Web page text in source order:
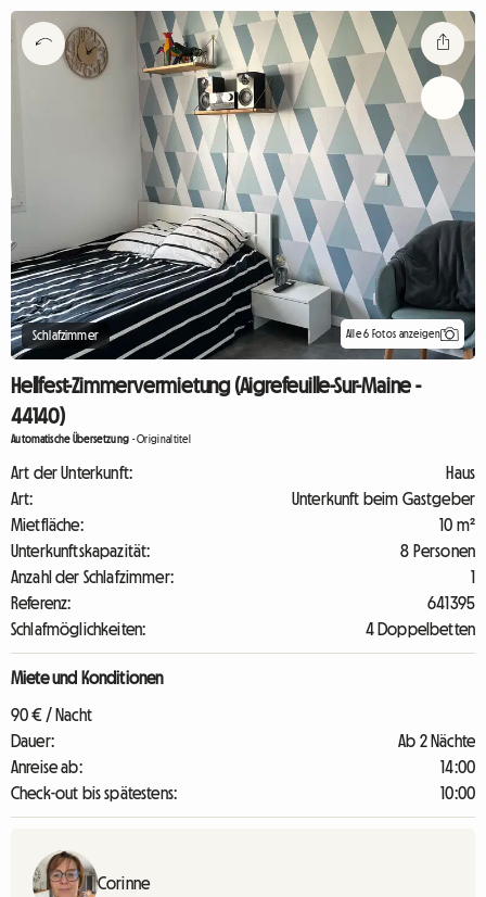
Schlafzimmer Alle 6 Fotos anzeigen
Hellfest-Zimmervermietung (Aigrefeuille-Sur-Maine -
44140)
Automatische Übersetzung -Originaltitel
Art der Unterkunft:
Haus
Art:
Unterkunft beim Gastgeber
Mietfläche:
10 m²
Unterkunftskapazität:
8 Personen
Anzahl der Schlafzimmer:
1
Referenz:
641395
Schlafmöglichkeiten:
4 Doppelbetten
Miete und Konditionen
90 € / Nacht
Dauer:
Ab 2 Nächte
Anreise ab:
14:00
Check-out bis spätestens:
10:00
Corinne